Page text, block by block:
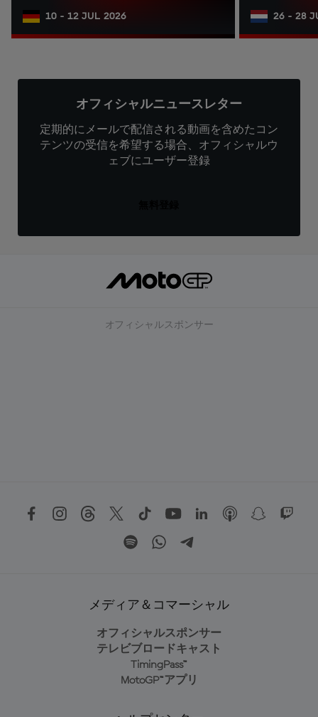
10 - 12 JUL 2026 26 - 28
オフィシャルニュースレター
定期的にメールで配信される動画を含めたコン
テンツの受信を希望する場合、オフィシャルウ
ェブにユーザー登録
オフィシャルスポンサー
メディア＆コマーシャル
オフィシャルスポンサー
テレビブロードキャスト
TimingPass™
MotoGP™アプリ